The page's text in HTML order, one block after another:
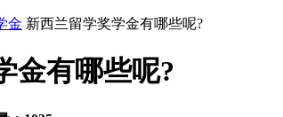
金 新西兰留学奖学金有哪些呢?
金有哪些呢?